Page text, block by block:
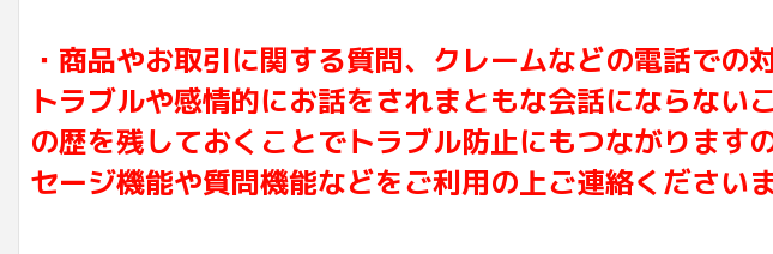
・商品やお取引に関する質問、クレームなどの電話で
トラブルや感情的にお話をされまともな会話にならな
の歴を残しておくことでトラブル防止にもつながります
セージ機能や質問機能などをご利用の上ご連絡ください